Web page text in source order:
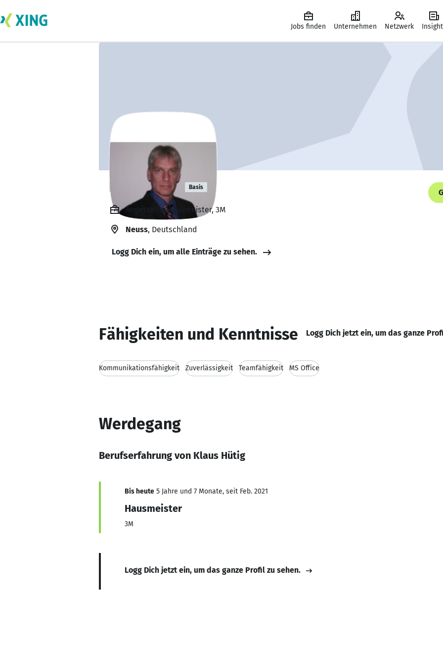
Jobs finden Unternehmen Netzwerk
Klaus Hütig Basis
Angestellt, Hausmeister, 3M
Neuss, Deutschland
Logg Dich ein, um alle Einträge zu sehen.
Fähigkeiten und Kenntnisse Logg Dich jetzt ein, um das ganze
Kommunikationsfähigkeit Zuverlässigkeit Teamfähigkeit MS Office
Werdegang
Berufserfahrung von Klaus Hütig
Bis heute 5 Jahre und 7 Monate, seit Feb. 2021
Hausmeister
3M
Logg Dich jetzt ein, um das ganze Profil zu sehen.